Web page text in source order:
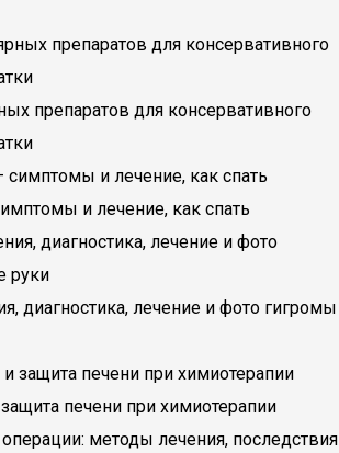
препаратов для консервативного
и лечение, как спать
диагностика, лечение и фото гигромы
печени при химиотерапии